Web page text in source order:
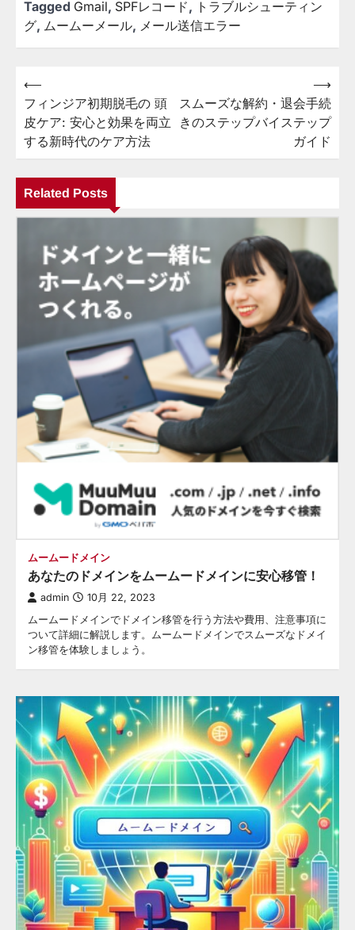
Tagged Gmail, SPFレコード, トラブルシューティン
グ, ムームーメール, メール送信エラー
投
稿
ナ
ビ
ー
ン
⟵
フィンジア初期脱毛の 頭
皮ケア: 安心と効果を両立
する新時代のケア方法
スムーズな解約・退会手続
きのステップバイステップ
ガイド
⟶
Related Posts
ムームードメイン
あなたのドメインをムームードメインに安心移管！
admin 10月 22, 2023
ムームードメインでドメイン移管を行う方法や費用、注意事項に
ついて詳細に解説します。ムームードメインでスムーズなドメイ
ン移管を体験しましょう。